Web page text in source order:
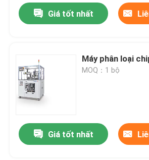
Giá tốt nhất
Máy phân loại
MOQ：1 bộ
Giá tốt nhất